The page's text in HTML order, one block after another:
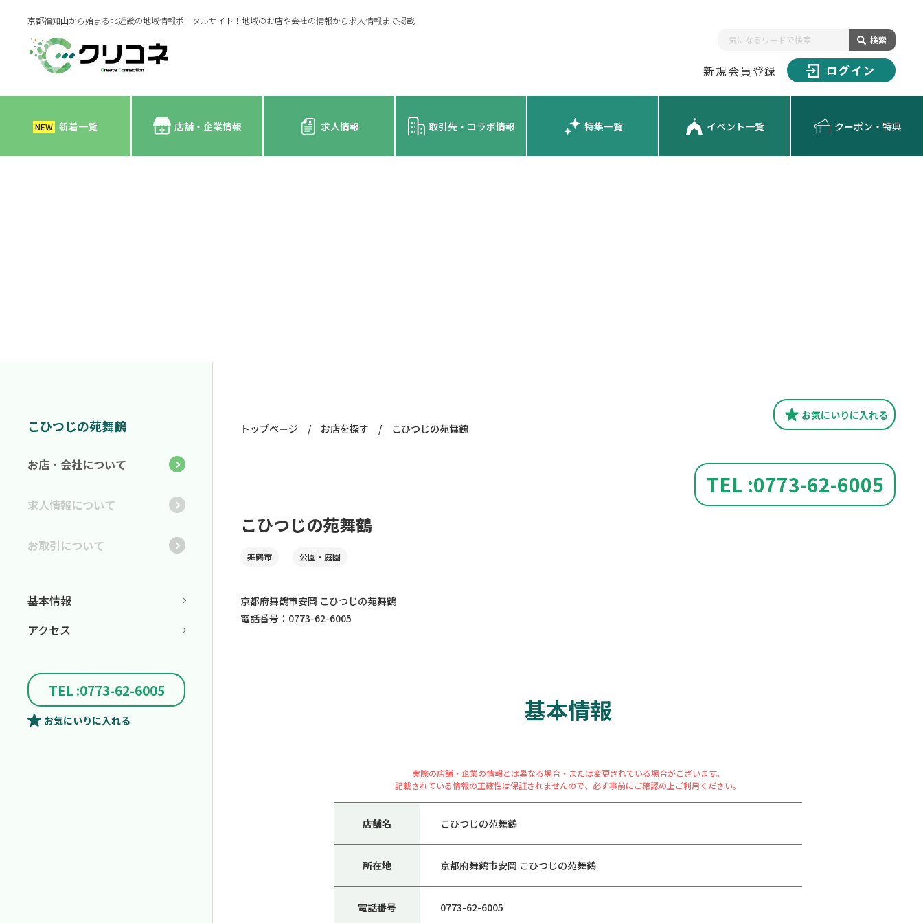
京都福知山から始まる北近畿の地域情報ポータルサイト！地域のお店や会社の情報から求人情報まで掲載
検索
新規会員登録 ログイン
NEW 新着一覧 店舗・企業情報 求人情報 取引先・コラボ情報 特集一覧 イベント一覧 クーポン・特典
トップページ / お店を探す / こひつじの苑舞鶴
お気にいりに入れる
TEL :0773-62-6005
こひつじの苑舞鶴
舞鶴市 公園・庭園
京都府舞鶴市安岡 こひつじの苑舞鶴
電話番号：0773-62-6005
基本情報
実際の店舗・企業の情報とは異なる場合・または変更されている場合がございます。
記載されている情報の正確性は保証されませんので、必ず事前にご確認の上ご利用ください。
店舗名 こひつじの苑舞鶴
所在地 京都府舞鶴市安岡 こひつじの苑舞鶴
電話番号 0773-62-6005
こひつじの苑舞鶴
お店・会社について
求人情報について
お取引について
基本情報
アクセス
TEL :0773-62-6005
お気にいりに入れる